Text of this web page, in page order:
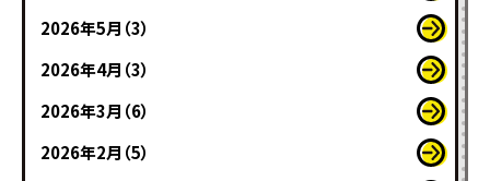
2026年5月（3）
2026年4月（3）
2026年3月（6）
2026年2月（5）